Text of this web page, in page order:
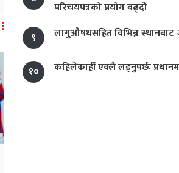
परिचयपत्रको प्रयोग बढ्दो
९
लागुऔषधसहित विभिन्न स्थानबाट
१० कहिलेकाहीँ एक्लै लड्नुपर्छः